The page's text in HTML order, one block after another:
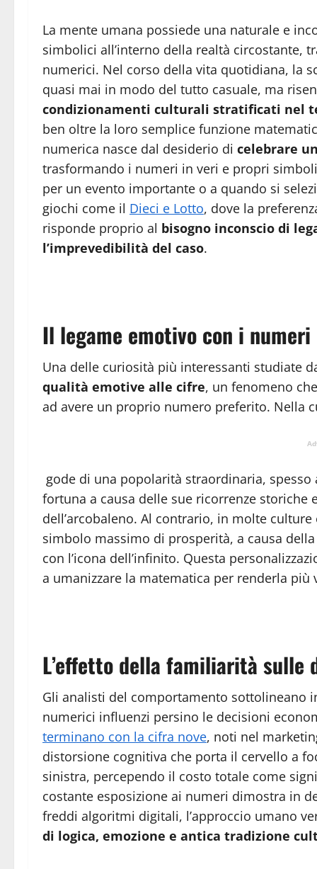
La mente umana possiede una naturale e
simbolici all’interno della realtà circostante,
numerici. Nel corso della vita quotidiana, la
quasi mai in modo del tutto casuale, ma
condizionamenti culturali stratificati nel
ben oltre la loro semplice funzione
numerica nasce dal desiderio di celebrare
trasformando i numeri in veri e propri
per un evento importante o a quando si
giochi come il Dieci e Lotto, dove la
risponde proprio al bisogno inconscio di
l’imprevedibilità del caso.
Il legame emotivo con i
Una delle curiosità più interessanti studiate
qualità emotive alle cifre, un fenomeno
ad avere un proprio numero preferito. Nella
gode di una popolarità straordinaria,
fortuna a causa delle sue ricorrenze
dell’arcobaleno. Al contrario, in molte
simbolo massimo di prosperità, a causa
con l’icona dell’infinito. Questa
a umanizzare la matematica per renderla
L’effetto della familiarità sulle
Gli analisti del comportamento sottolineano
numerici influenzi persino le decisioni
terminano con la cifra nove, noti nel
distorsione cognitiva che porta il cervello a
sinistra, percependo il costo totale come
costante esposizione ai numeri dimostra in
freddi algoritmi digitali, l’approccio umano
di logica, emozione e antica tradizione